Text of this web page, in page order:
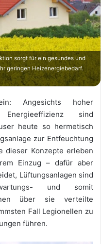
sorgt für ein gesundes und
geringen Heizenergiebedarf.
Angesichts hoher
sind
heute so hermetisch
zur Entfeuchtung
dieser Konzepte erleben
Einzug – dafür aber
Lüftungsanlagen sind
und somit
über sie verteilte
Fall Legionellen zu
führen.